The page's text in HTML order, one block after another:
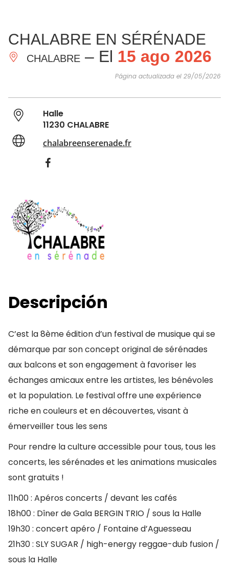
IMPRESCINDIBLES
HACER
INSPIRACIONES
CHALABRE EN SÉRÉNADE
CHALABRE – El 15 ago 2026
Página actualizada el 29/05/2026
Halle
11230 CHALABRE
chalabreenserenade.fr
Descripción
C’est la 8ème édition d’un festival de musique qui se
démarque par son concept original de sérénades
aux balcons et son engagement à favoriser les
échanges amicaux entre les artistes, les bénévoles
et la population. Le festival offre une expérience
riche en couleurs et en découvertes, visant à
émerveiller tous les sens
Pour rendre la culture accessible pour tous, tous les
concerts, les sérénades et les animations musicales
sont gratuits !
11h00 : Apéros concerts / devant les cafés
18h00 : Dîner de Gala BERGIN TRIO / sous la Halle
19h30 : concert apéro / Fontaine d’Aguesseau
21h30 : SLY SUGAR / high-energy reggae-dub fusion /
sous la Halle